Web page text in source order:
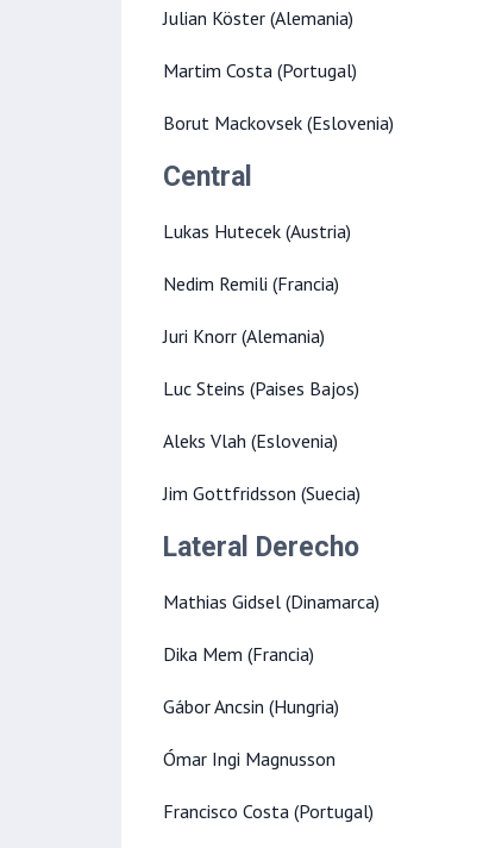
Julian Köster (Alemania)
Martim Costa (Portugal)
Borut Mackovsek (Eslovenia)
Central
Lukas Hutecek (Austria)
Nedim Remili (Francia)
Juri Knorr (Alemania)
Luc Steins (Paises Bajos)
Aleks Vlah (Eslovenia)
Jim Gottfridsson (Suecia)
Lateral Derecho
Mathias Gidsel (Dinamarca)
Dika Mem (Francia)
Gábor Ancsin (Hungria)
Ómar Ingi Magnusson
Francisco Costa (Portugal)